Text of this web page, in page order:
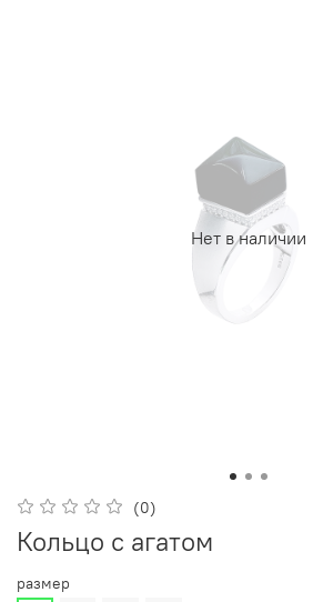
Нет в наличии
(0)
Кольцо с агатом
размер